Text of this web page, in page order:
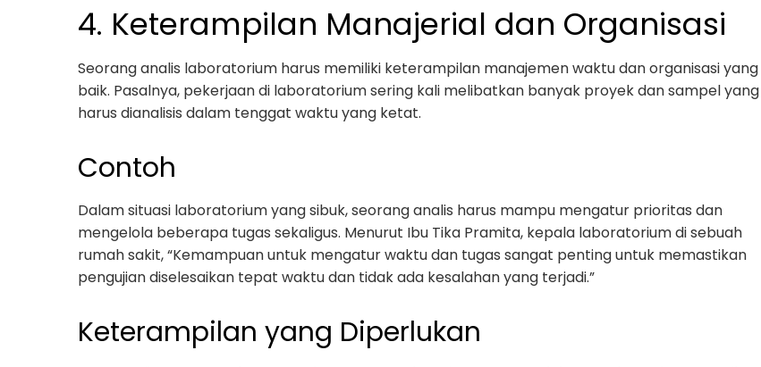
4. Keterampilan Manajerial dan Organisasi
Seorang analis laboratorium harus memiliki keterampilan manajemen waktu dan organisasi yang
baik. Pasalnya, pekerjaan di laboratorium sering kali melibatkan banyak proyek dan sampel yang
harus dianalisis dalam tenggat waktu yang ketat.
Contoh
Dalam situasi laboratorium yang sibuk, seorang analis harus mampu mengatur prioritas dan
mengelola beberapa tugas sekaligus. Menurut Ibu Tika Pramita, kepala laboratorium di sebuah
rumah sakit, “Kemampuan untuk mengatur waktu dan tugas sangat penting untuk memastikan
pengujian diselesaikan tepat waktu dan tidak ada kesalahan yang terjadi.”
Keterampilan yang Diperlukan